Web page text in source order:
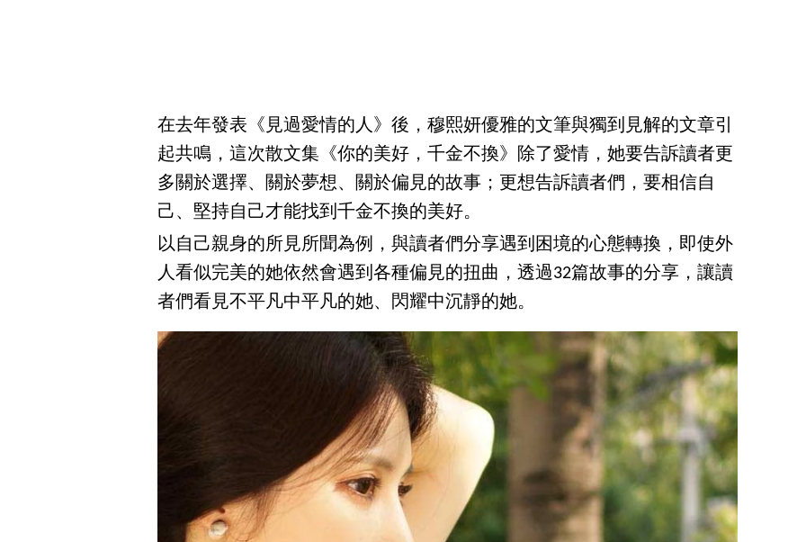
在去年發表《見過愛情的人》後，穆熙妍優雅的文筆與獨到見解的文章引
起共鳴，這次散文集《你的美好，千金不換》除了愛情，她要告訴讀者更
多關於選擇、關於夢想、關於偏見的故事；更想告訴讀者們，要相信自
己、堅持自己才能找到千金不換的美好。
以自己親身的所見所聞為例，與讀者們分享遇到困境的心態轉換，即使外
人看似完美的她依然會遇到各種偏見的扭曲，透過32篇故事的分享，讓讀
者們看見不平凡中平凡的她、閃耀中沉靜的她。